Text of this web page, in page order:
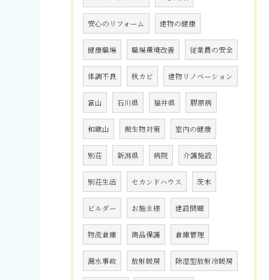
安心のリフォーム 建物の健康
健康職場 職場環境改善 従業員の安全
体調不良 秋カビ 建物リノベーション
富山 石川県 福井県 膠原病
和歌山 微生物対策 室内の健康
別荘 新潟県 病院 介護施設
別荘生活 セカンドハウス 茨木
ビルダー お施主様 建設問題
物流倉庫 商品保護 倉庫管理
漏水事故 放射暖房 除湿型放射冷暖房